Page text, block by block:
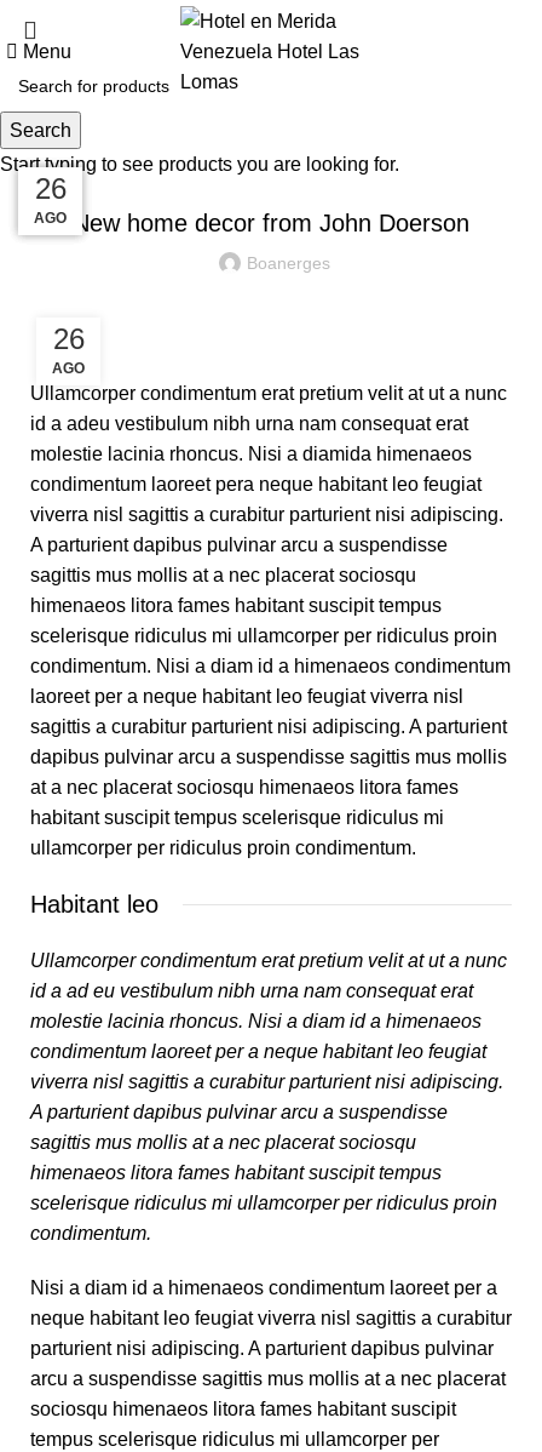
Menu Blog
DECORATION
New home decor from John Doerson
Boanerges
26
AGO
Ullamcorper condimentum erat pretium velit at ut a nunc
id a adeu vestibulum nibh urna nam consequat erat
molestie lacinia rhoncus. Nisi a diamida himenaeos
condimentum laoreet pera neque habitant leo feugiat
viverra nisl sagittis a curabitur parturient nisi adipiscing.
A parturient dapibus pulvinar arcu a suspendisse
sagittis mus mollis at a nec placerat sociosqu
himenaeos litora fames habitant suscipit tempus
scelerisque ridiculus mi ullamcorper per ridiculus proin
condimentum. Nisi a diam id a himenaeos condimentum
laoreet per a neque habitant leo feugiat viverra nisl
sagittis a curabitur parturient nisi adipiscing. A parturient
dapibus pulvinar arcu a suspendisse sagittis mus mollis
at a nec placerat sociosqu himenaeos litora fames
habitant suscipit tempus scelerisque ridiculus mi
ullamcorper per ridiculus proin condimentum.
Habitant leo
Ullamcorper condimentum erat pretium velit at ut a nunc
id a ad eu vestibulum nibh urna nam consequat erat
molestie lacinia rhoncus. Nisi a diam id a himenaeos
condimentum laoreet per a neque habitant leo feugiat
viverra nisl sagittis a curabitur parturient nisi adipiscing.
A parturient dapibus pulvinar arcu a suspendisse
sagittis mus mollis at a nec placerat sociosqu
himenaeos litora fames habitant suscipit tempus
scelerisque ridiculus mi ullamcorper per ridiculus proin
condimentum.
Nisi a diam id a himenaeos condimentum laoreet per a
neque habitant leo feugiat viverra nisl sagittis a curabitur
parturient nisi adipiscing. A parturient dapibus pulvinar
arcu a suspendisse sagittis mus mollis at a nec placerat
sociosqu himenaeos litora fames habitant suscipit
tempus scelerisque ridiculus mi ullamcorper per
27
AGO
27
AGO
26
AGO
26
AGO
Search
Start typing to see products you are looking for.